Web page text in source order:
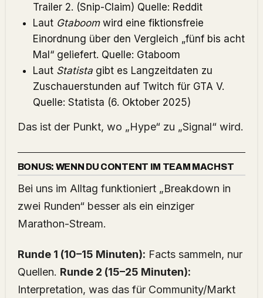
Trailer 2. (Snip-Claim) Quelle: Reddit
Laut Gtaboomwird eine fiktionsfreie
Einordnung über den Vergleich „fünf bis acht
Mal“ geliefert. Quelle: Gtaboom
Laut Statistagibt es Langzeitdaten zu
Zuschauerstunden auf Twitch für GTA V.
Quelle: Statista (6. Oktober 2025)
Das ist der Punkt, wo „Hype“ zu „Signal“ wird.
BONUS: WENN DU CONTENT IM TEAM MACHST
Bei uns im Alltag funktioniert „Breakdown in
zwei Runden“ besser als ein einziger
Marathon-Stream.
Runde 1 (10–15 Minuten): Facts sammeln, nur
Quellen. Runde 2 (15–25 Minuten):
Interpretation, was das für Community/Markt